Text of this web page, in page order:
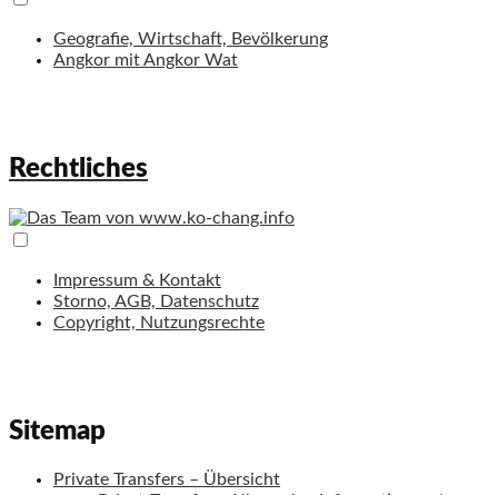
Geografie, Wirtschaft, Bevölkerung
Angkor mit Angkor Wat
Rechtliches
Impressum & Kontakt
Storno, AGB, Datenschutz
Copyright, Nutzungsrechte
Sitemap
Private Transfers – Übersicht